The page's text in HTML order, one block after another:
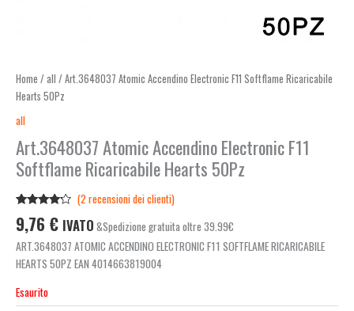
Home / all / Art.3648037 Atomic Accendino Electronic F11 Softflame Ricaricabile
Hearts 50Pz
all
Art.3648037 Atomic Accendino Electronic F11
Softflame Ricaricabile Hearts 50Pz
4.00 su
5 su
base di
(2 recensioni dei clienti)
9,76 € IVATO &Spedizione gratuita oltre 39.99€
ART.3648037 ATOMIC ACCENDINO ELECTRONIC F11 SOFTFLAME RICARICABILE
HEARTS 50PZ EAN 4014663819004
Esaurito